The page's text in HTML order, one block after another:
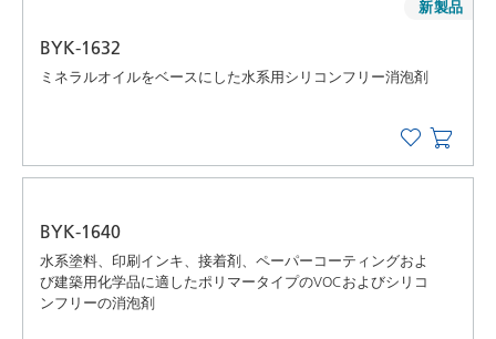
BYK-1632
ミネラルオイルをベースにした水系用シリコンフリー消泡剤
新製品
BYK-1640
水系塗料、印刷インキ、接着剤、ペーパーコーティングおよ
び建築用化学品に適したポリマータイプのVOCおよびシリコ
ンフリーの消泡剤